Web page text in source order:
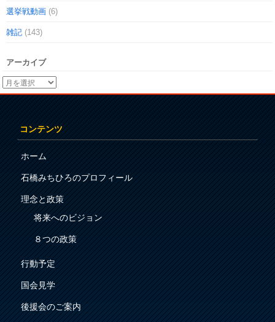
選挙戦動画 (6)
雑記 (143)
アーカイブ
コンテンツ
ホーム
石橋みちひろのプロフィール
理念と政策
将来へのビジョン
８つの政策
行動予定
国会見学
後援会のご案内